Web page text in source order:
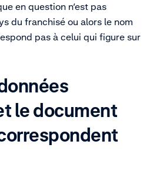
en question n’est pas
du franchisé ou alors le nom
pas à celui qui figure sur
le document